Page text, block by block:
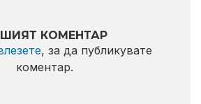
КОМЕНТАР
, за да публикувате
коментар.